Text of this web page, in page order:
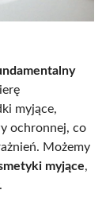
myjące,
ochronnej, co
Możemy
myjące,